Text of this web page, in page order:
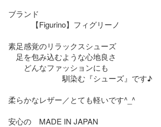
ブランド
【Figurino】フィグリーノ
素足感覚のリラックスシューズ
足を包み込むような心地良さ
どんなファッションにも
馴染む『シューズ』です♪
柔らかなレザー／とても軽いです^_^
安心の　MADE IN JAPAN